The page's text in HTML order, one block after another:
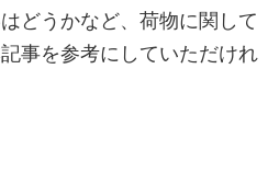
どうかなど、荷物に関して
事を参考にしていただけれ